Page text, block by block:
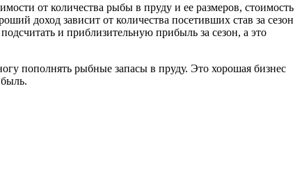
от количества рыбы в пруду и ее размеров, стоимость
доход зависит от количества посетивших став за сезон
и приблизительную прибыль за сезон, а это
пополнять рыбные запасы в пруду. Это хорошая бизнес